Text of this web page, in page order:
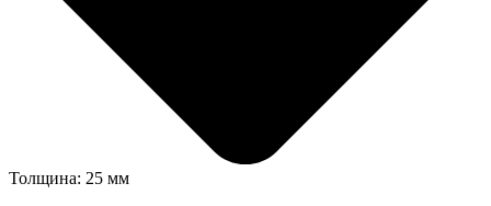
Толщина: 25 мм